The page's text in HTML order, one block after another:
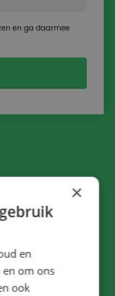
en ga daarmee
×
en
en om ons
ook